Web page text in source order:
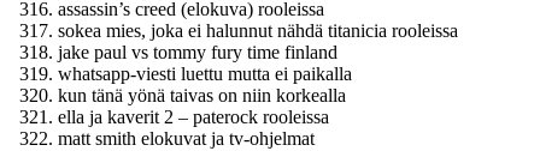
assassin’s creed (elokuva) rooleissa
sokea mies, joka ei halunnut nähdä titanicia rooleissa
jake paul vs tommy fury time finland
whatsapp-viesti luettu mutta ei paikalla
kun tänä yönä taivas on niin korkealla
ella ja kaverit 2 – paterock rooleissa
matt smith elokuvat ja tv-ohjelmat